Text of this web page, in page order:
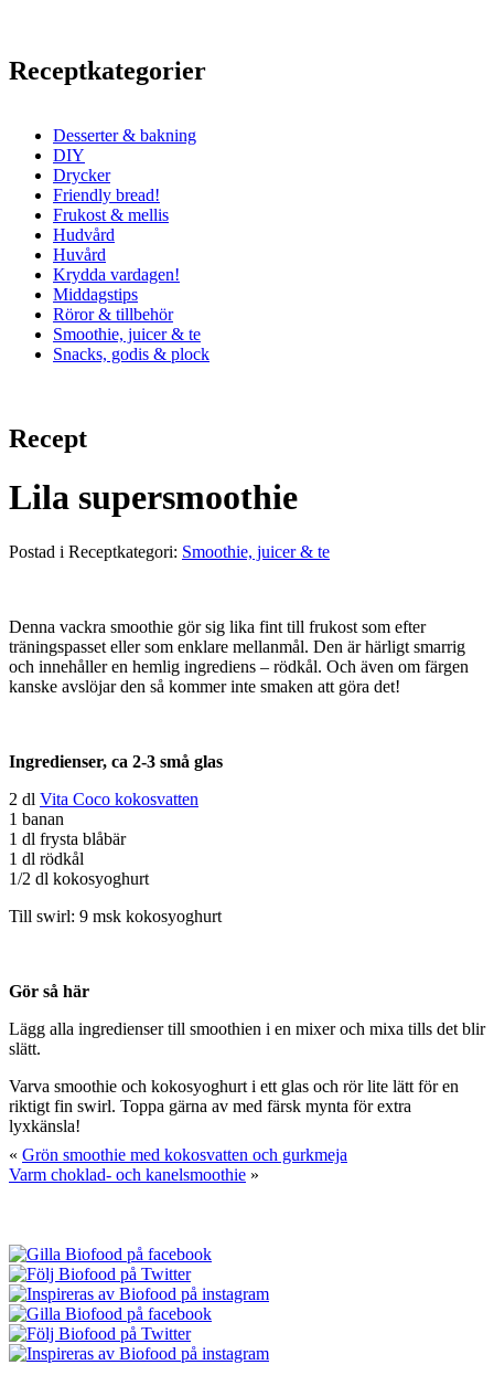
Receptkategorier
Desserter & bakning
DIY
Drycker
Friendly bread!
Frukost & mellis
Hudvård
Huvård
Krydda vardagen!
Middagstips
Röror & tillbehör
Smoothie, juicer & te
Snacks, godis & plock
Recept
Lila supersmoothie
Postad i Receptkategori: Smoothie, juicer & te
Denna vackra smoothie gör sig lika fint till frukost som efter
träningspasset eller som enklare mellanmål. Den är härligt smarrig
och innehåller en hemlig ingrediens – rödkål. Och även om färgen
kanske avslöjar den så kommer inte smaken att göra det!
Ingredienser, ca 2-3 små glas
2 dl Vita Coco kokosvatten
1 banan
1 dl frysta blåbär
1 dl rödkål
1/2 dl kokosyoghurt
Till swirl: 9 msk kokosyoghurt
Gör så här
Lägg alla ingredienser till smoothien i en mixer och mixa tills det blir
slätt.
Varva smoothie och kokosyoghurt i ett glas och rör lite lätt för en
riktigt fin swirl. Toppa gärna av med färsk mynta för extra
lyxkänsla!
« Grön smoothie med kokosvatten och gurkmeja
Varm choklad- och kanelsmoothie »